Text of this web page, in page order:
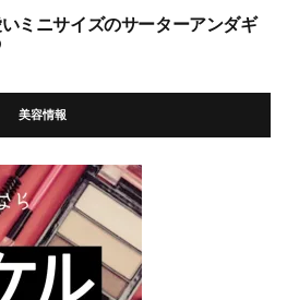
ミニサイズのサーターアンダギ
美容情報